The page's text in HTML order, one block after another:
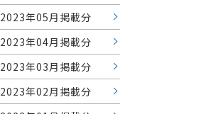
2023年05月掲載分
2023年04月掲載分
2023年03月掲載分
2023年02月掲載分